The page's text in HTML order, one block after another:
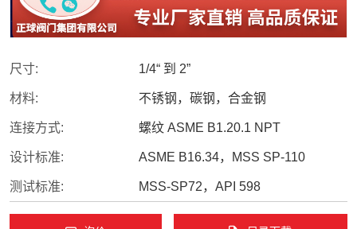
尺寸: 1/4“ 到 2”
材料: 不锈钢，碳钢，合金钢
连接方式: 螺纹 ASME B1.20.1 NPT
设计标准: ASME B16.34，MSS SP-110
测试标准: MSS-SP72，API 598